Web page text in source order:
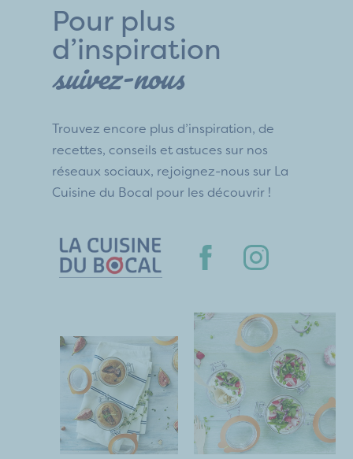
Pour plus
d’inspiration
suivez-nous
Trouvez encore plus d’inspiration, de
recettes, conseils et astuces sur nos
réseaux sociaux, rejoignez-nous sur La
Cuisine du Bocal pour les découvrir !